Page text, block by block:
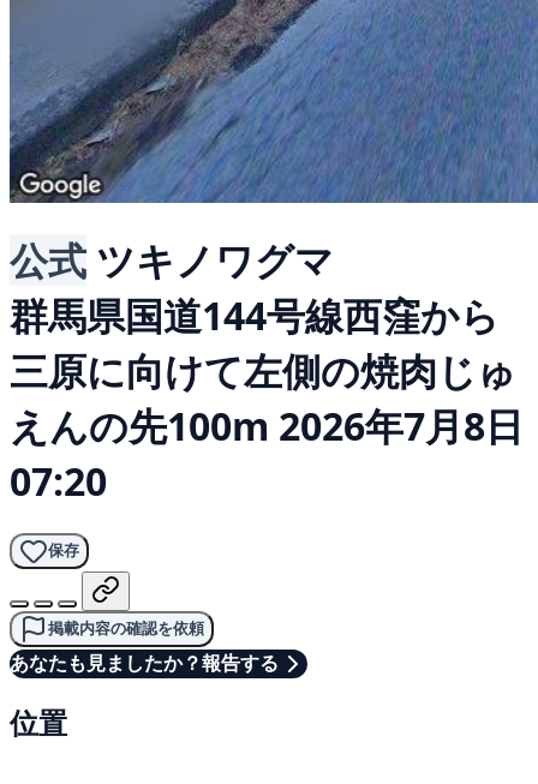
公式 ツキノワグマ
群馬県国道144号線西窪から
三原に向けて左側の焼肉じゅ
えんの先100m 2026年7月8日
07:20
保存
掲載内容の確認を依頼
あなたも見ましたか？報告する
位置